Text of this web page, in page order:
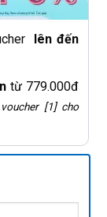
lên đến
từ 779.000đ
[1] cho